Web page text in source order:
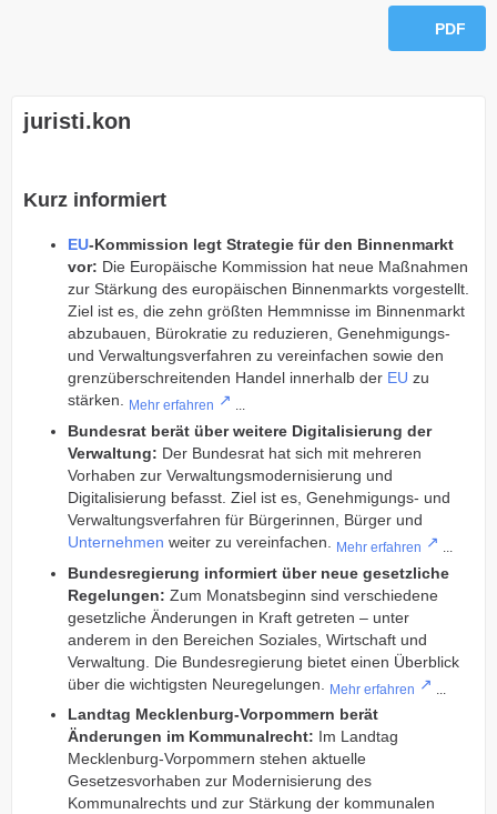
PDF
juristi.kon
Kurz informiert
EU-Kommission legt Strategie für den Binnenmarkt
vor: Die Europäische Kommission hat neue Maßnahmen
zur Stärkung des europäischen Binnenmarkts vorgestellt.
Ziel ist es, die zehn größten Hemmnisse im Binnenmarkt
abzubauen, Bürokratie zu reduzieren, Genehmigungs-
und Verwaltungsverfahren zu vereinfachen sowie den
grenzüberschreitenden Handel innerhalb der EU zu
stärken.
Mehr erfahren
Bundesrat berät über weitere Digitalisierung der
Verwaltung: Der Bundesrat hat sich mit mehreren
Vorhaben zur Verwaltungsmodernisierung und
Digitalisierung befasst. Ziel ist es, Genehmigungs- und
Verwaltungsverfahren für Bürgerinnen, Bürger und
Unternehmen weiter zu vereinfachen. Mehr erfahren
Bundesregierung informiert über neue gesetzliche
Regelungen: Zum Monatsbeginn sind verschiedene
gesetzliche Änderungen in Kraft getreten – unter
anderem in den Bereichen Soziales, Wirtschaft und
Verwaltung. Die Bundesregierung bietet einen Überblick
über die wichtigsten Neuregelungen.
Mehr erfahren
Landtag Mecklenburg-Vorpommern berät
Änderungen im Kommunalrecht: Im Landtag
Mecklenburg-Vorpommern stehen aktuelle
Gesetzesvorhaben zur Modernisierung des
Kommunalrechts und zur Stärkung der kommunalen